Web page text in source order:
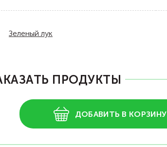
Зеленый лук
ПРОДУКТЫ
ДОБАВИТЬ В КОРЗИНУ